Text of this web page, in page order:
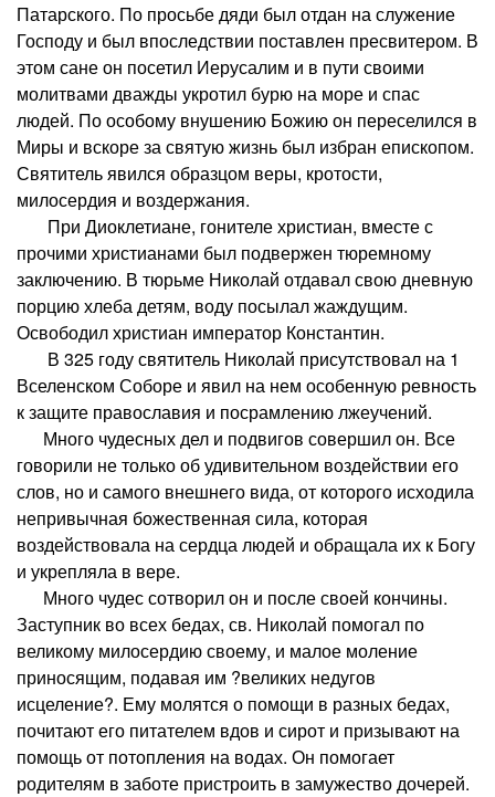
Патарского. По просьбе дяди был отдан на служение
Господу и был впоследствии поставлен пресвитером. В
этом сане он посетил Иерусалим и в пути своими
молитвами дважды укротил бурю на море и спас
людей. По особому внушению Божию он переселился в
Миры и вскоре за святую жизнь был избран епископом.
Святитель явился образцом веры, кротости,
милосердия и воздержания.
При Диоклетиане, гонителе христиан, вместе с
прочими христианами был подвержен тюремному
заключению. В тюрьме Николай отдавал свою дневную
порцию хлеба детям, воду посылал жаждущим.
Освободил христиан император Константин.
В 325 году святитель Николай присутствовал на 1
Вселенском Соборе и явил на нем особенную ревность
к защите православия и посрамлению лжеучений.
Много чудесных дел и подвигов совершил он. Все
говорили не только об удивительном воздействии его
слов, но и самого внешнего вида, от которого исходила
непривычная божественная сила, которая
воздействовала на сердца людей и обращала их к Богу
и укрепляла в вере.
Много чудес сотворил он и после своей кончины.
Заступник во всех бедах, св. Николай помогал по
великому милосердию своему, и малое моление
приносящим, подавая им ?великих недугов
исцеление?. Ему молятся о помощи в разных бедах,
почитают его питателем вдов и сирот и призывают на
помощь от потопления на водах. Он помогает
родителям в заботе пристроить в замужество дочерей.